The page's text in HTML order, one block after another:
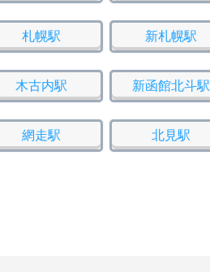
札幌駅 新札幌駅
木古内駅 新函館北斗駅
網走駅 北見駅